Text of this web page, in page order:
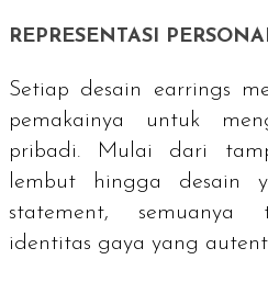
REPRESENTASI
Setiap desain earrings
pemakainya untuk
pribadi. Mulai dari
lembut hingga desain
statement, semuanya
identitas gaya yang